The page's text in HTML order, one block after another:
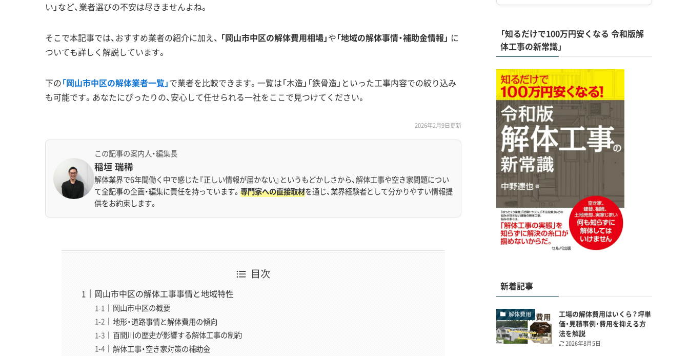
い」など、業者選びの不安は尽きませんよね。
そこで本記事では、おすすめ業者の紹介に加え、 「岡山市中区の解体費用相場」や「地域の解体事情・補助金情報」 に
ついても詳しく解説しています。
下の「岡山市中区の解体業者一覧」で業者を比較できます。一覧は「木造」「鉄骨造」といった工事内容での絞り込み
も可能です。あなたにぴったりの、安心して任せられる一社をここで見つけてください。
2026年2月9日更新
この記事の案内人・編集長
稲垣 瑞稀
解体業界で6年間働く中で感じた『正しい情報が届かない』というもどかしさから、解体工事や空き家問題につい
て全記事の企画・編集に責任を持っています。 専門家への直接取材を通じ、業界経験者として分かりやすい情報提
供をお約束します。
目次
岡山市中区の解体工事事情と地域特性
岡山市中区の概要
地形・道路事情と解体費用の傾向
百間川の歴史が影響する解体工事の制約
解体工事・空き家対策の補助金
「知るだけで100万円安くなる 令和版解
体工事の新常識」
新着記事
解体費用
工場の解体費用はいくら？坪単
価・見積事例・費用を抑える方
法を解説
2026年8月5日